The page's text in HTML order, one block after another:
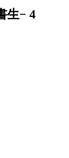
生− 4